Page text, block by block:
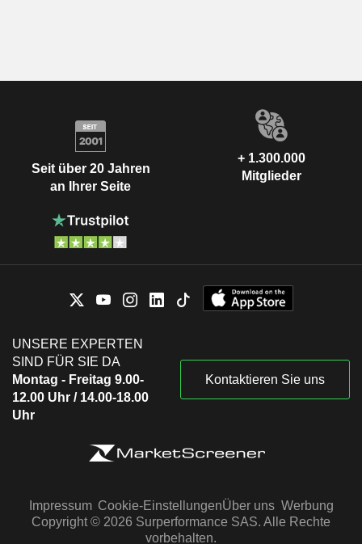
Seit über 20 Jahren
an Ihrer Seite
+ 1.300.000
Mitglieder
UNSERE EXPERTEN
SIND FÜR SIE DA
Montag - Freitag 9.00-
12.00 Uhr / 14.00-18.00
Uhr
Kontaktieren Sie uns
Impressum Cookie-EinstellungenÜber uns Werbung
Copyright © 2026 Surperformance SAS. Alle Rechte
vorbehalten.